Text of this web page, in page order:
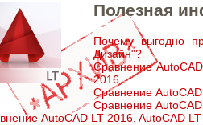
Полезная
Почему выгодно
Дизайн"?
Сравнение
2016
Сравнение
Сравнение
AutoCAD LT 2016, AutoCAD